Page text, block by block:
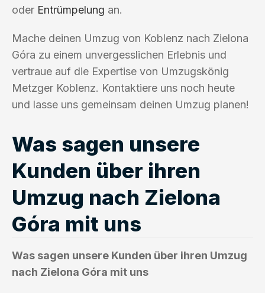
oder Entrümpelung an.
Mache deinen Umzug von Koblenz nach Zielona
Góra zu einem unvergesslichen Erlebnis und
vertraue auf die Expertise von Umzugskönig
Metzger Koblenz. Kontaktiere uns noch heute
und lasse uns gemeinsam deinen Umzug planen!
Was sagen unsere
Kunden über ihren
Umzug nach Zielona
Góra mit uns
Was sagen unsere Kunden über ihren Umzug
nach Zielona Góra mit uns